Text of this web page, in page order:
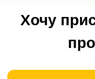
Для НКО